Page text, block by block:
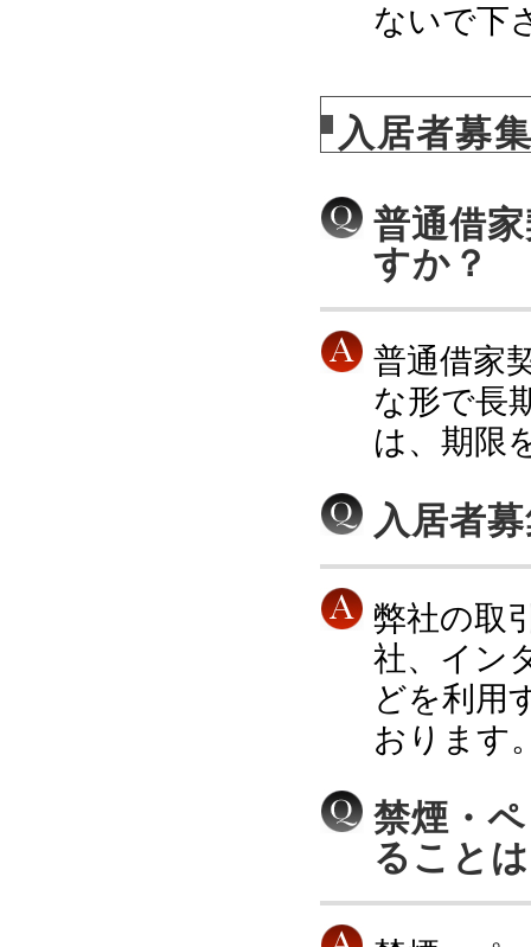
ないで下
入居者募
普通借
すか？
普通借家
な形で長
は、期限
入居者
弊社の取
社、イン
どを利用
おります
禁煙・
ること